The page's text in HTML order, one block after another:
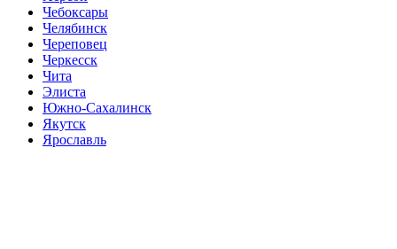
Чебоксары
Челябинск
Череповец
Черкесск
Чита
Элиста
Южно-Сахалинск
Якутск
Ярославль